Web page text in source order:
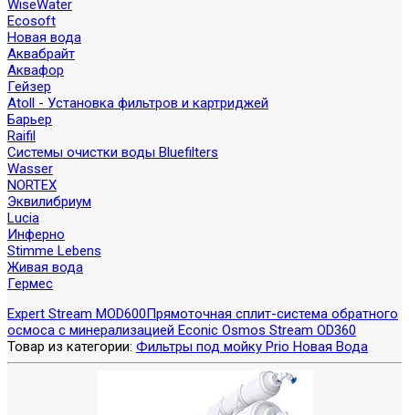
WiseWater
Ecosoft
Новая вода
Аквабрайт
Аквафор
Гейзер
Atoll - Установка фильтров и картриджей
Барьер
Raifil
Системы очистки воды Bluefilters
Wasser
NORTEX
Эквилибриум
Lucia
Инферно
Stimme Lebens
Живая вода
Гермес
Expert Stream MOD600Прямоточная сплит-система обратного
осмоса с минерализацией Econic Osmos Stream OD360
Товар из категории: Фильтры под мойку Prio Новая Вода